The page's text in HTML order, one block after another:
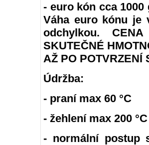
- euro kón cca 1000
Váha euro kónu je
odchylkou.
SKUTEČNÉ
AŽ PO POTVRZENÍ
Údržba:
- praní max 60 °C
- žehlení max 200 °C
- normální postup